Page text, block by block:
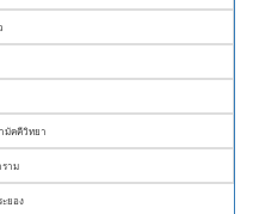
มัคคีวิทยา
ราม
ยอง